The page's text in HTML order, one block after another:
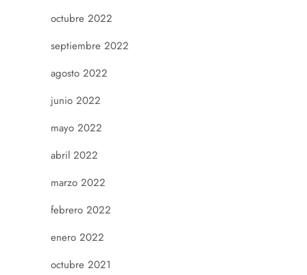
octubre 2022
septiembre 2022
agosto 2022
junio 2022
mayo 2022
abril 2022
marzo 2022
febrero 2022
enero 2022
octubre 2021